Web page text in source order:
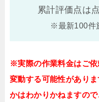
累計評価点は
※最新100件
※実際の作業料金はご
変動する可能性があり
かはわかりかねますので